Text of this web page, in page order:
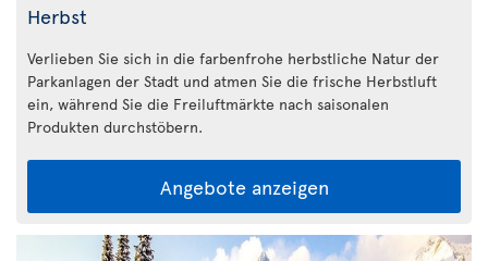
Herbst
Verlieben Sie sich in die farbenfrohe herbstliche Natur der
Parkanlagen der Stadt und atmen Sie die frische Herbstluft
ein, während Sie die Freiluftmärkte nach saisonalen
Produkten durchstöbern.
Angebote anzeigen